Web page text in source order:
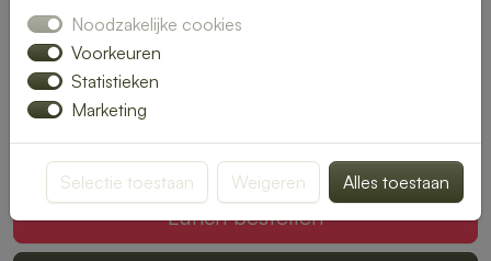
gewenste locatie. Van kleurrijke salades tot knapperige
broodjes – wij bezorgen jouw lunch vers en op tijd.
Plaats eenvoudig je bestelling online en laat je verrassen
door smaak en kwaliteit.
Mogen wij jouw lunch verzorgen?
Lunch bestellen
Noodzakelijke cookies
Voorkeuren
Statistieken
Marketing
Selectie toestaan Weigeren Alles toestaan